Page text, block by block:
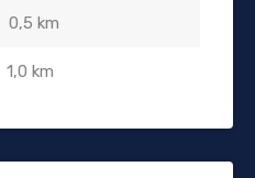
0,5 km
1,0 km